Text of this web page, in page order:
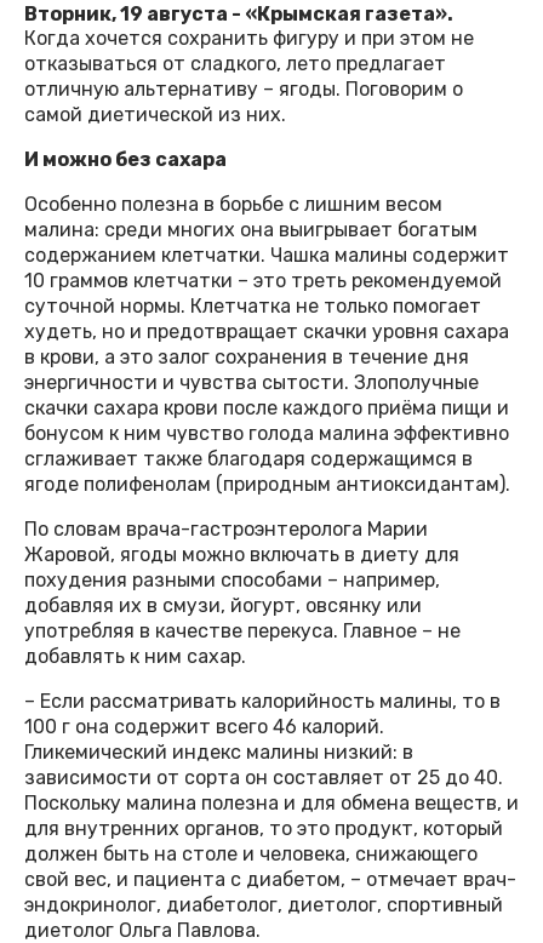
Вторник, 19 августа - «Крымская газета».
Когда хочется сохранить фигуру и при этом не
отказываться от сладкого, лето предлагает
отличную альтернативу – ягоды. Поговорим о
самой диетической из них.
И можно без сахара
Особенно полезна в борьбе с лишним весом
малина: среди многих она выигрывает богатым
содержанием клетчатки. Чашка малины содержит
10 граммов клетчатки – это треть рекомендуемой
суточной нормы. Клетчатка не только помогает
худеть, но и предотвращает скачки уровня сахара
в крови, а это залог сохранения в течение дня
энергичности и чувства сытости. Злополучные
скачки сахара крови после каждого приёма пищи и
бонусом к ним чувство голода малина эффективно
сглаживает также благодаря содержащимся в
ягоде полифенолам (природным антиоксидантам).
По словам врача-гастроэнтеролога Марии
Жаровой, ягоды можно включать в диету для
похудения разными способами – например,
добавляя их в смузи, йогурт, овсянку или
употребляя в качестве перекуса. Главное – не
добавлять к ним сахар.
– Если рассматривать калорийность малины, то в
100 г она содержит всего 46 калорий.
Гликемический индекс малины низкий: в
зависимости от сорта он составляет от 25 до 40.
Поскольку малина полезна и для обмена веществ, и
для внутренних органов, то это продукт, который
должен быть на столе и человека, снижающего
свой вес, и пациента с диабетом, – отмечает врач-
эндокринолог, диабетолог, диетолог, спортивный
диетолог Ольга Павлова.